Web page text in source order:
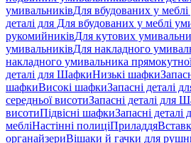
умивальниківДля вбудованих у
деталі для Для вбудованих у меблі
рукомийниківДля кутових
умивальниківДля накладного
накладного умивальника
деталі для ШафкиНизькі шафки
шафкиВисокі шафкиЗапасні деталі
середньої висотиЗапасні деталі для
висотиПідвісні шафкиЗапасні деталі
мебліНастінні полиціПриладдя
органайзериВішаки й гачки для